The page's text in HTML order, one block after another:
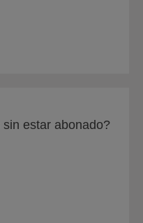
estar abonado?